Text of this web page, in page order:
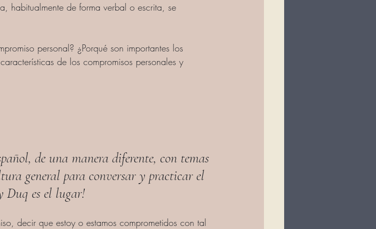
habitualmente de forma verbal o escrita, se
personal? ¿Porqué son importantes los
de los compromisos personales y
de una manera diferente, con temas
general para conversar y practicar el
Duq es el lugar!
decir que estoy o estamos comprometidos con tal